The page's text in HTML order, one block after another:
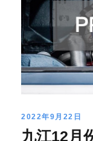
2022年9月22日
九江12月